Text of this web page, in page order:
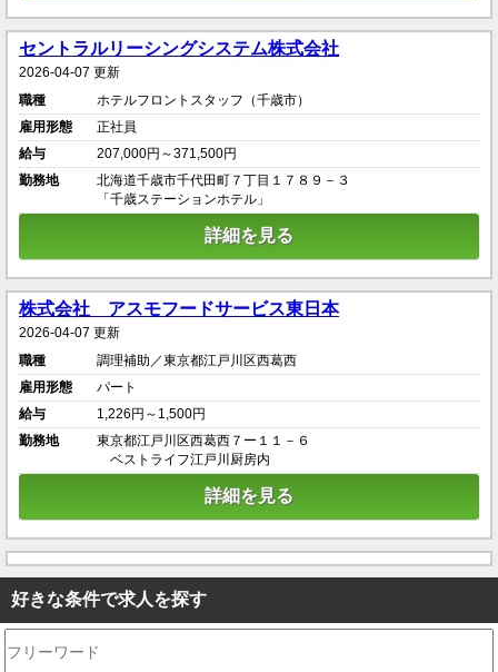
セントラルリーシングシステム株式会社
2026-04-07 更新
職種
ホテルフロントスタッフ（千歳市）
雇用形態
正社員
給与
207,000円～371,500円
勤務地
北海道千歳市千代田町７丁目１７８９－３
「千歳ステーションホテル」
詳細を見る
株式会社 アスモフードサービス東日本
2026-04-07 更新
職種
調理補助／東京都江戸川区西葛西
雇用形態
パート
給与
1,226円～1,500円
勤務地
東京都江戸川区西葛西７ー１１－６
ベストライフ江戸川厨房内
詳細を見る
好きな条件で求人を探す